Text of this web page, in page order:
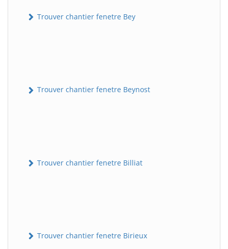
Trouver chantier fenetre Bey
Trouver chantier fenetre Beynost
Trouver chantier fenetre Billiat
Trouver chantier fenetre Birieux